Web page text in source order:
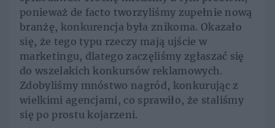
ponieważ de facto tworzyliśmy zupełnie nową
branżę, konkurencja była znikoma. Okazało
się, że tego typu rzeczy mają ujście w
marketingu, dlatego zaczęliśmy zgłaszać się
do wszelakich konkursów reklamowych.
Zdobyliśmy mnóstwo nagród, konkurując z
wielkimi agencjami, co sprawiło, że staliśmy
się po prostu kojarzeni.